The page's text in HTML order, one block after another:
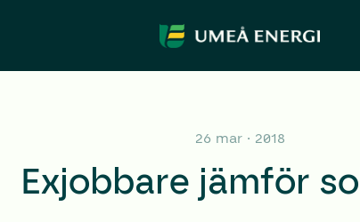
26 mar · 2018
Exjobbare jämför